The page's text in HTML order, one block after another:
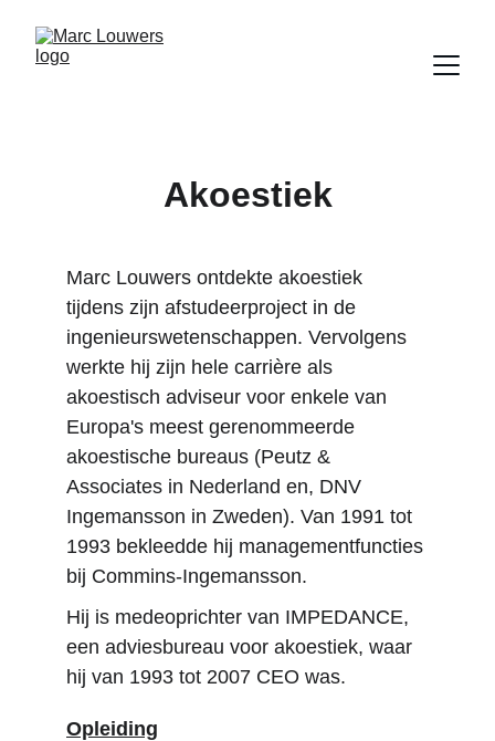
Akoestiek
Marc Louwers ontdekte akoestiek
tijdens zijn afstudeerproject in de
ingenieurswetenschappen. Vervolgens
werkte hij zijn hele carrière als
akoestisch adviseur voor enkele van
Europa's meest gerenommeerde
akoestische bureaus (Peutz &
Associates in Nederland en, DNV
Ingemansson in Zweden). Van 1991 tot
1993 bekleedde hij managementfuncties
bij Commins-Ingemansson.
Hij is medeoprichter van IMPEDANCE,
een adviesbureau voor akoestiek, waar
hij van 1993 tot 2007 CEO was.
Opleiding